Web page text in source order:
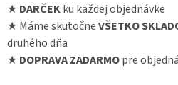
★ DARČEKku každej objednávke
★ Máme skutočneVŠETKO
druhého dňa
★ DOPRAVA ZADARMOpre